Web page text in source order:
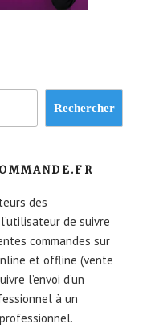
Rechercher
des
de suivre
commandes sur
et offline (vente
l’envoi d’un
à un